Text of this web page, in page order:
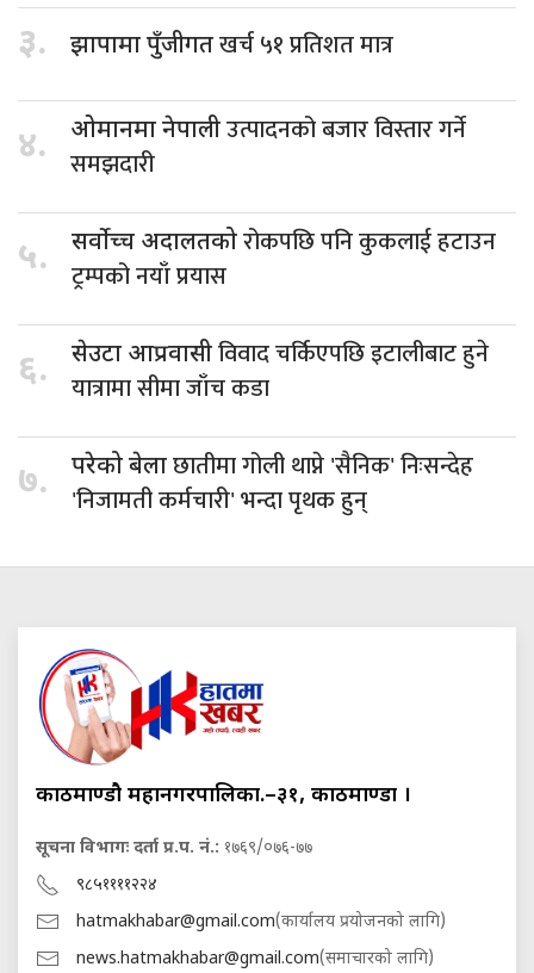
३. झापामा पुँजीगतखर्च ५१ प्रतिशत मात्र
४. ओमानमा नेपालीउत्पादनको बजार विस्तार गर्ने
समझदारी
५. सर्वोच्च अदालतकोरोकपछि पनि कुकलाई हटाउन
ट्रम्पको नयाँ प्रयास
६. सेउटा आप्रवासीविवाद चर्किएपछि इटालीबाट हुने
यात्रामा सीमा जाँच कडा
७. परेको बेलाछातीमा गोली थाप्ने 'सैनिक' निःसन्देह
'निजामती कर्मचारी' भन्दा पृथक हुन्
काठमाण्डौ महानगरपालिका.–३१, काठमाण्डौं ।
सूचना विभागः दर्ता प्र.प. नं.: १७६९/०७६-७७
९८५११११२२४
hatmakhabar@gmail.com(कार्यालय प्रयोजनको लागि)
news.hatmakhabar@gmail.com(समाचारको लागि)